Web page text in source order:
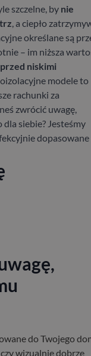
szczelne, by nie
, a ciepło
określane są
– im niższa
niskimi
modele to
rachunki za
zwrócić uwagę,
siebie? Jesteśmy
do Twojego
wizualnie dobrze